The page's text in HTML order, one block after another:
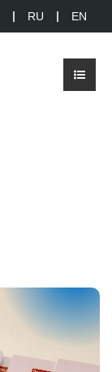
RU EN